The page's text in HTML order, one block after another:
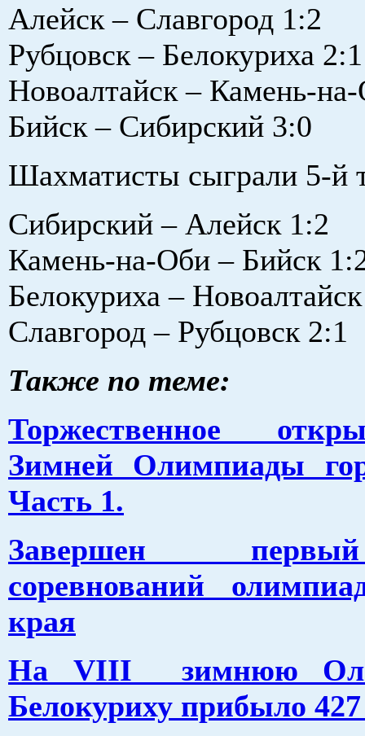
Алейск – Славгород 1:2
Рубцовск – Белокуриха 2:1
Новоалтайск – Камень-
Бийск – Сибирский 3:0
Шахматисты сыграли 5-й
Сибирский – Алейск 1:2
Камень-на-Оби – Бийск
Белокуриха –
Славгород – Рубцовск 2:1
Также по теме:
Торжественное
Зимней Олимпиады
Часть 1.
Завершен
соревнований
края
На VIII зимнюю
Белокуриху прибыло